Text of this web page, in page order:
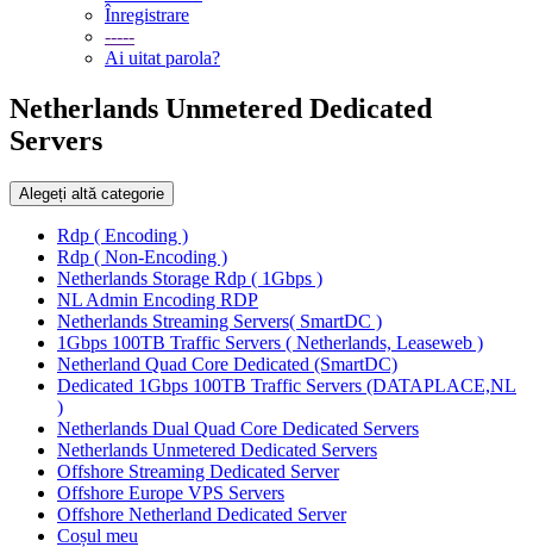
Înregistrare
-----
Ai uitat parola?
Netherlands Unmetered Dedicated
Servers
Alegeți altă categorie
Rdp ( Encoding )
Rdp ( Non-Encoding )
Netherlands Storage Rdp ( 1Gbps )
NL Admin Encoding RDP
Netherlands Streaming Servers( SmartDC )
1Gbps 100TB Traffic Servers ( Netherlands, Leaseweb )
Netherland Quad Core Dedicated (SmartDC)
Dedicated 1Gbps 100TB Traffic Servers (DATAPLACE,NL
)
Netherlands Dual Quad Core Dedicated Servers
Netherlands Unmetered Dedicated Servers
Offshore Streaming Dedicated Server
Offshore Europe VPS Servers
Offshore Netherland Dedicated Server
Coșul meu